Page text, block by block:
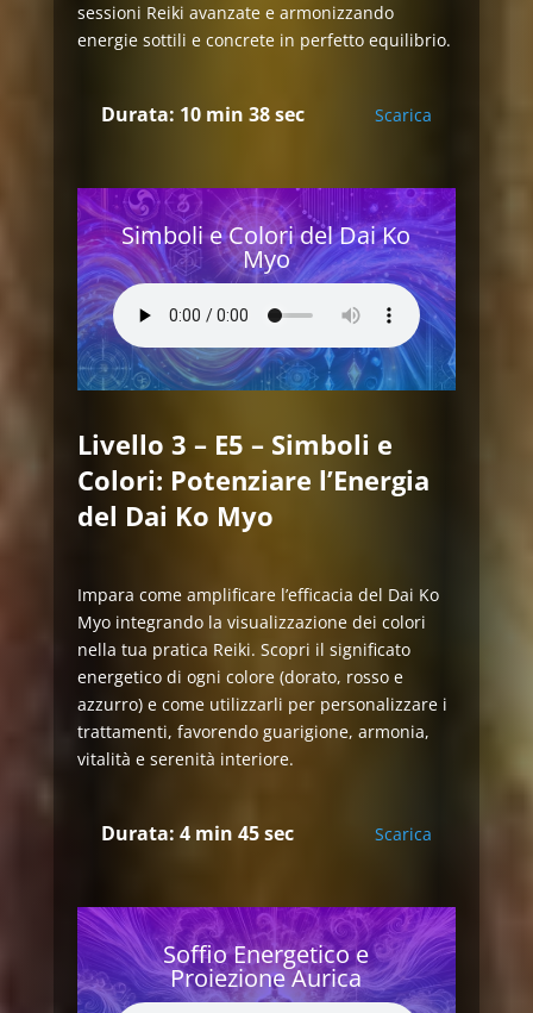
sessioni Reiki avanzate e armonizzando
energie sottili e concrete in perfetto equilibrio.
Durata: 10 min 38 sec Scarica
Simboli e Colori del Dai Ko
Myo
Livello 3 – E5 – Simboli e
Colori: Potenziare l’Energia
del Dai Ko Myo
Impara come amplificare l’efficacia del Dai Ko
Myo integrando la visualizzazione dei colori
nella tua pratica Reiki. Scopri il significato
energetico di ogni colore (dorato, rosso e
azzurro) e come utilizzarli per personalizzare i
trattamenti, favorendo guarigione, armonia,
vitalità e serenità interiore.
Durata: 4 min 45 sec Scarica
Soffio Energetico e
Proiezione Aurica